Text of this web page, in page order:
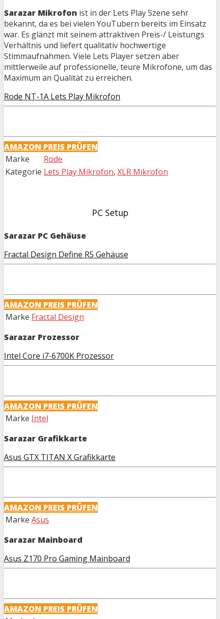
Sarazar Mikrofon ist in der Lets Play Szene sehr
bekannt, da es bei vielen YouTubern bereits im Einsatz
war. Es glänzt mit seinem attraktiven Preis-/ Leistungs
Verhältnis und liefert qualitativ hochwertige
Stimmaufnahmen. Viele Lets Player setzen aber
mittlerweile auf professionelle, teure Mikrofone, um das
Maximum an Qualität zu erreichen.
Rode NT-1A Lets Play Mikrofon
AMAZON PREIS PRÜFEN
Marke
Rode
Kategorie Lets Play Mikrofon, XLR Mikrofon
PC Setup
Sarazar PC Gehäuse
Fractal Design Define R5 Gehäuse
AMAZON PREIS PRÜFEN
Marke Fractal Design
Sarazar Prozessor
Intel Core i7-6700K Prozessor
AMAZON PREIS PRÜFEN
Marke Intel
Sarazar Grafikkarte
Asus GTX TITAN X Grafikkarte
AMAZON PREIS PRÜFEN
Marke Asus
Sarazar Mainboard
Asus Z170 Pro Gaming Mainboard
AMAZON PREIS PRÜFEN